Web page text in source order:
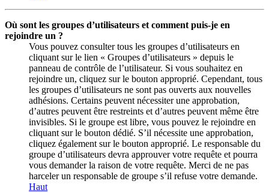
Où sont les groupes d’utilisateurs et comment puis-je en
rejoindre un ?
Vous pouvez consulter tous les groupes d’utilisateurs en
cliquant sur le lien « Groupes d’utilisateurs » depuis le
panneau de contrôle de l’utilisateur. Si vous souhaitez en
rejoindre un, cliquez sur le bouton approprié. Cependant, tous
les groupes d’utilisateurs ne sont pas ouverts aux nouvelles
adhésions. Certains peuvent nécessiter une approbation,
d’autres peuvent être restreints et d’autres peuvent même être
invisibles. Si le groupe est libre, vous pouvez le rejoindre en
cliquant sur le bouton dédié. S’il nécessite une approbation,
cliquez également sur le bouton approprié. Le responsable du
groupe d’utilisateurs devra approuver votre requête et pourra
vous demander la raison de votre requête. Merci de ne pas
harceler un responsable de groupe s’il refuse votre demande.
Haut